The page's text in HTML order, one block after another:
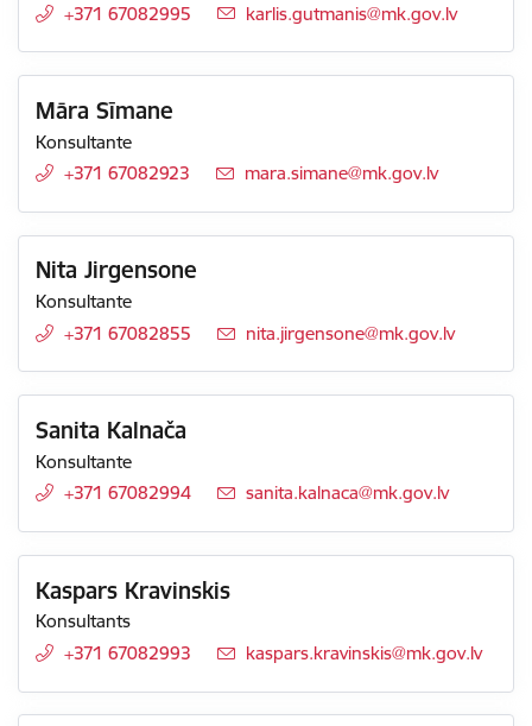
+371 67082995
E-pasts:
karlis.gutmanis@mk.gov.lv
Māra Sīmane
Konsultante
+371 67082923
E-pasts:
mara.simane@mk.gov.lv
Nita Jirgensone
Konsultante
+371 67082855
E-pasts:
nita.jirgensone@mk.gov.lv
Sanita Kalnača
Konsultante
+371 67082994
E-pasts:
sanita.kalnaca@mk.gov.lv
Kaspars Kravinskis
Konsultants
+371 67082993
E-pasts:
kaspars.kravinskis@mk.gov.lv